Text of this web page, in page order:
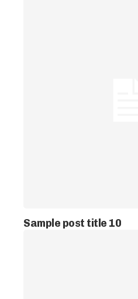
Sample post title 10